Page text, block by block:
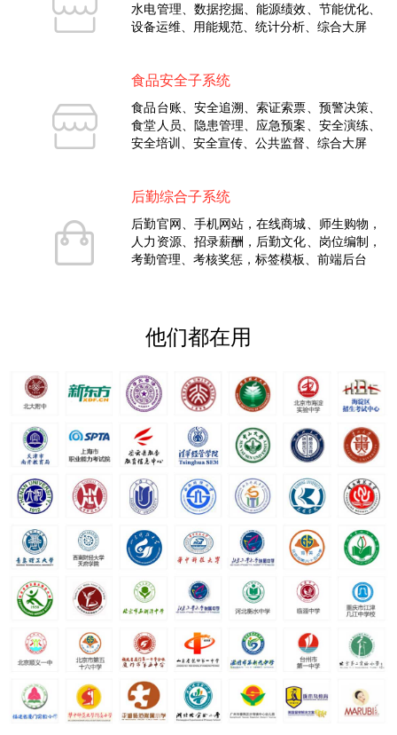
水电管理、数据挖掘、能源绩效、节能优化、
设备运维、用能规范、统计分析、综合大屏
食品安全子系统
食品台账、安全追溯、索证索票、预警决策、
食堂人员、隐患管理、应急预案、安全演练、
安全培训、安全宣传、公共监督、综合大屏
后勤综合子系统
后勤官网、手机网站，在线商城、师生购物，
人力资源、招录薪酬，后勤文化、岗位编制，
考勤管理、考核奖惩，标签模板、前端后台
他们都在用